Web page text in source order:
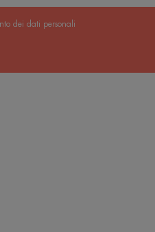
dei dati personali